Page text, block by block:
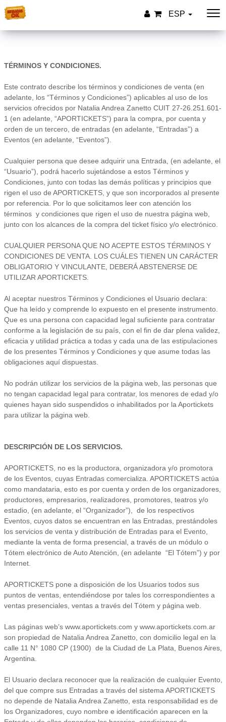
ESP
TÉRMINOS Y CONDICIONES.
Este contrato describe los términos y condiciones de venta (en
adelante, los “Términos y Condiciones”) aplicables al uso de los
servicios ofrecidos por Natalia Andrea Zanetto CUIT 27-26.251.601-
1 (en adelante, “APORTICKETS”) para la compra, por cuenta y
orden de un tercero, de entradas (en adelante, “Entradas”) a
Eventos (en adelante, “Eventos”).
Cualquier persona que desee adquirir una Entrada, (en adelante, el
“Usuario”), podrá hacerlo sujetándose a estos Términos y
Condiciones, junto con todas las demás políticas y principios que
rigen el uso de APORTICKETS, y que son incorporados al presente
por referencia. Por lo que solicitamos leer con atención los
términos y condiciones que rigen el uso de nuestra página web,
junto con los alcances de la compra del ticket físico y/o electrónico.
CUALQUIER PERSONA QUE NO ACEPTE ESTOS TÉRMINOS Y
CONDICIONES DE VENTA. LOS CUÁLES TIENEN UN CARÁCTER
OBLIGATORIO Y VINCULANTE, DEBERÁ ABSTENERSE DE
UTILIZAR APORTICKETS.
Al aceptar nuestros Términos y Condiciones el Usuario declara:
Que ha leído y comprende lo expuesto en el presente instrumento.
Que es una persona con capacidad legal suficiente para contratar
conforme a la legislación de su país, con el fin de dar plena validez,
eficacia y utilidad práctica a todas y cada una de las estipulaciones
de los presentes Términos y Condiciones y que asume todas las
obligaciones aquí dispuestas.
No podrán utilizar los servicios de la página web, las personas que
no tengan capacidad legal para contratar, los menores de edad y/o
quienes hayan sido suspendidos o inhabilitados por la Aportickets
para utilizar la página web.
DESCRIPCIÓN DE LOS SERVICIOS.
APORTICKETS, no es la productora, organizadora y/o promotora
de los Eventos, cuyas Entradas comercializa. APORTICKETS actúa
como mandataria, esto es por cuenta y orden de los organizadores,
productores, empresarios, realizadores, promotores, teatros y/o
estadio, (en adelante, el “Organizador”), de los respectivos
Eventos, cuyos datos se encuentran en las Entradas, prestándoles
los servicios de venta y distribución de Entradas para el Evento,
mediante la venta de forma presencial, a través de un módulo o
Tótem electrónico de Auto Atención, (en adelante “El Tótem”) y por
Internet.
APORTICKETS pone a disposición de los Usuarios todos sus
puntos de ventas, entendiéndose por tales los correspondientes a
ventas presenciales, ventas a través del Tótem y página web.
Las páginas web’s www.aportickets.com y www.aportickets.com.ar
son propiedad de Natalia Andrea Zanetto, con domicilio legal en la
calle 11 N° 1080 CP (1900) de la Ciudad de La Plata, Buenos Aires,
Argentina.
El Usuario declara reconocer que la realización de cualquier Evento,
del que compre sus Entradas a través del sistema APORTICKETS
no depende de Natalia Andrea Zanetto, esta responsabilidad es de
los Organizadores, cuyo nombre e identificación aparecen en la